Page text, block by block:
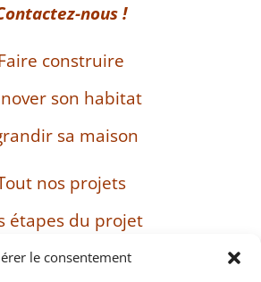
le consentement
nous !
construire
son habitat
sa maison
nos projets
étapes du projet
L’entreprise